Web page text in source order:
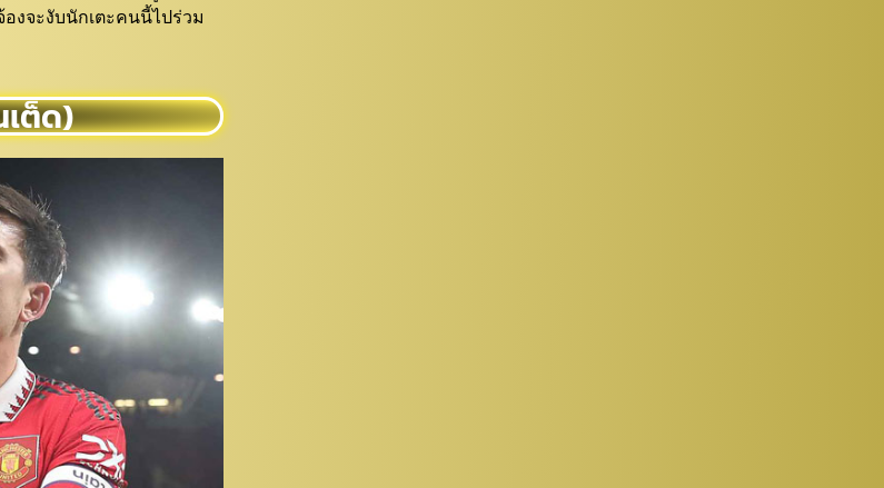
จะงับนักเตะคนนี้ไปร่วม
เต็ด)